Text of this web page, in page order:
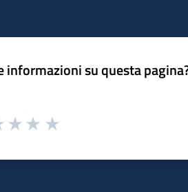
informazioni su questa